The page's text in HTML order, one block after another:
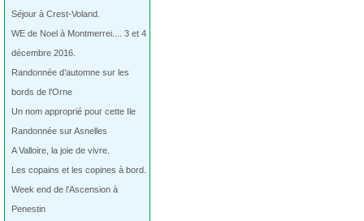
Séjour à Crest-Voland.
WE de Noel à Montmerrei.... 3 et 4
décembre 2016.
Randonnée d’automne sur les
bords de l’Orne
Un nom approprié pour cette Ile
Randonnée sur Asnelles
A Valloire, la joie de vivre.
Les copains et les copines à bord.
Week end de l’Ascension à
Penestin